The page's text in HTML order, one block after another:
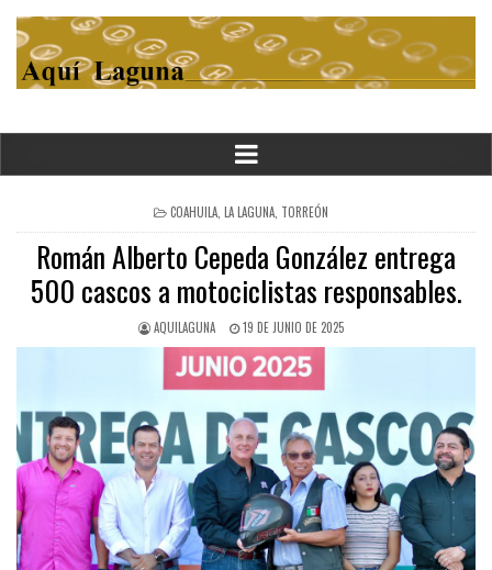
POSTED
IN
COAHUILA, LA LAGUNA, TORREÓN
Román Alberto Cepeda González entrega
500 cascos a motociclistas responsables.
AQUILAGUNA 19 DE JUNIO DE 2025